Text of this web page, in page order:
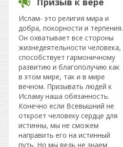
Ислам- это религия мира и
добра, покорности и терпения.
Он охватывает все стороны
жизнедеятельности человека,
способствует гармоничному
развитию и благополучию как
в этом мире, так и в мире
вечном. Призывать людей к
Исламу наша обязанность.
Конечно если Всевышний не
откроет человеку сердце для
истинны, мы не сможем
направить его на истинный
путь. Но мы ведь не знаем